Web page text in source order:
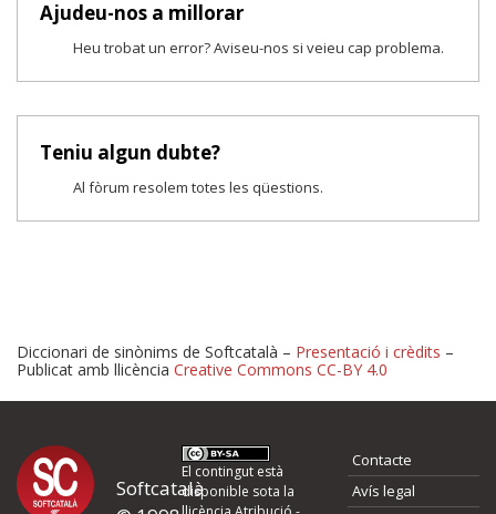
Ajudeu-nos a millorar
Heu trobat un error? Aviseu-nos si veieu cap problema.
Teniu algun dubte?
Al fòrum resolem totes les qüestions.
Proposeu-nos millores o
d'errors
Diccionari de sinònims de Softcatalà – Presentació i crèdits –
Publicat amb llicència Creative Commons CC-BY 4.0
Softcatalà
El contingut està
disponible sota la
Contacte
Avís legal